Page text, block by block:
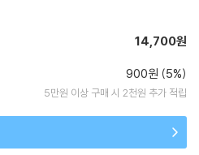
14,700원
900원 (5%)
5만원 이상 구매 시 2천원 추가 적립